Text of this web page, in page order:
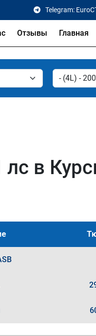
Telegram:
Отзывы Главная
в